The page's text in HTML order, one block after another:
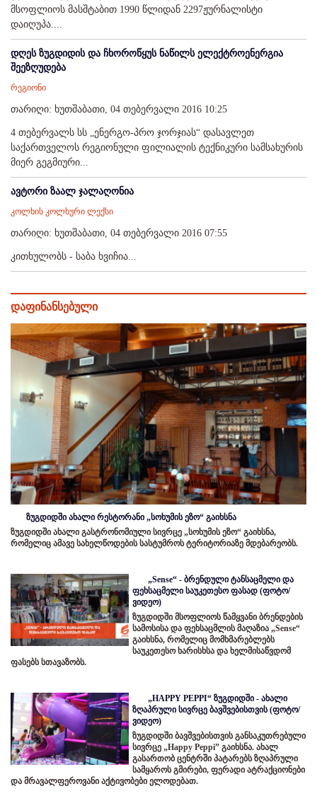
მსოფლიოს მასშტაბით 1990 წლიდან 2297ჟურნალისტი
დაიღუპა....
დღეს ზუგდიდის და ჩხოროწყუს ნაწილს ელექტროენერგია
შეეზღუდება
რეგიონი
თარიღი: ხუთშაბათი, 04 თებერვალი 2016 10:25
4 თებერვალს სს „ენერგო-პრო ჯორჯიას“ დასავლეთ
საქართველოს რეგიონული ფილიალის ტექნიკური სამსახურის
მიერ გეგმიური...
ავტორი ზაალ ჯალაღონია
კოლხის კოლხური ლექსი
თარიღი: ხუთშაბათი, 04 თებერვალი 2016 07:55
კითხულობს - საბა ხვიჩია...
დაფინანსებული
ზუგდიდში ახალი რესტორანი „სოხუმის ეზო“ გაიხსნა
ზუგდიდში ახალი გასტრონომიული სივრცე „სოხუმის ეზო“ გაიხსნა,
რომელიც ამავე სახელწოდების სასტუმროს ტერიტორიაზე მდებარეობს.
„Sense“ - ბრენდული ტანსაცმელი და
ფეხსაცმელი საუკეთესო ფასად (ფოტო/
ვიდეო)
ზუგდიდში მსოფლიოს წამყვანი ბრენდების
სამოსისა და ფეხსაცმლის მაღაზია „Sense“
გაიხსნა, რომელიც მომხმარებლებს
საუკეთესო ხარისხსა და ხელმისაწვდომ
ფასებს სთავაზობს.
„HAPPY PEPPI“ ზუგდიდში - ახალი
ზღაპრული სივრცე ბავშვებისთვის (ფოტო/
ვიდეო)
ზუგდიდში ბავშვებისთვის განსაკუთრებული
სივრცე „Happy Peppi” გაიხსნა. ახალ
გასართობ ცენტრში პატარებს ზღაპრული
სამყაროს გმირები, ფერადი ატრაქციონები
და მრავალფეროვანი აქტივობები ელოდებათ.